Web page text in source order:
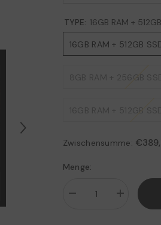
TYPE: 16GB RAM +
16GB RAM + 512GB
Zwischensumme:
Menge:
Menge
erhöhen